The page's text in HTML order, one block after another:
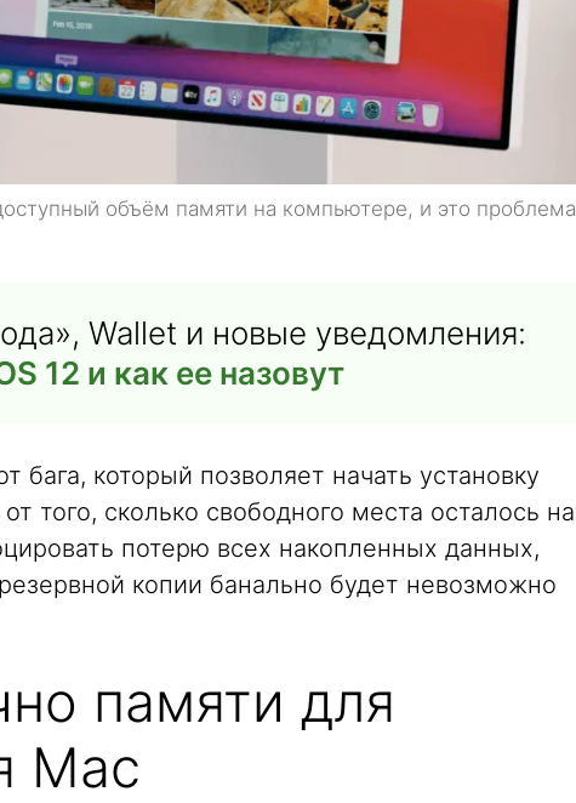
объём памяти на компьютере, и это проблема
Wallet и новые уведомления:
12 и как ее назовут
бага, который позволяет начать установку
того, сколько свободного места осталось на
потерю всех накопленных данных,
копии банально будет невозможно
памяти для
Mac